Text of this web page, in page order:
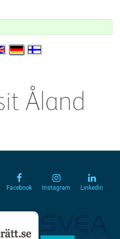
Facebook Instagram Linkedin